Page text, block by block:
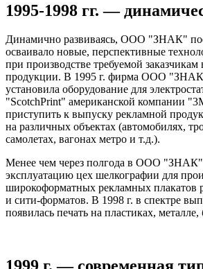
1995-1998 гг. —
Динамично развиваясь, ООО "ЗНАК"
осваивало новые, перспективные
при производстве требуемой заказчикам
продукции. В 1995 г. фирма ООО
установила оборудование для
"ScotchPrint" американской компании
приступить к выпуску рекламной
на различных объектах (автомобилях,
самолетах, вагонах метро и т.д.).
Менее чем через полгода в ООО "ЗНАК"
эксплуатацию цех шелкографии для
широкоформатных рекламных плакатов
и сити-форматов. В 1998 г. в спектре
появилась печать на пластиках,